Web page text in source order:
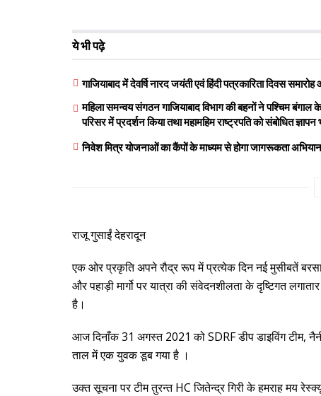
ये भी पढ़े
गाजियाबाद में देवर्षि नारद जयंती एवं हिंदी पत्रकारिता दिवस
महिला समन्वय संगठन गाजियाबाद विभाग की बहनों ने पश्चिम
परिसर में प्रदर्शन किया तथा महामहिम राष्ट्रपति को संबोधित ज्ञापन
निवेश मित्र योजनाओं का कैंपों के माध्यम से होगा जागरूकता अभियान
राजू गुसाईं देहरादून
एक ओर प्रकृति अपने रौद्र रूप में प्रत्येक दिन नई मुसीबतें
और पहाड़ी मार्गो पर यात्रा की संवेदनशीलता के दृष्टिगत
है।
आज दिनाँक 31 अगस्त 2021 को SDRF डीप डाइविंग टीम,
ताल में एक युवक डूब गया है ।
उक्त सूचना पर टीम तुरन्त HC जितेन्द्र गिरी के हमराह मय